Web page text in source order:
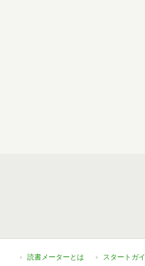
読書メーターとは スタートガ